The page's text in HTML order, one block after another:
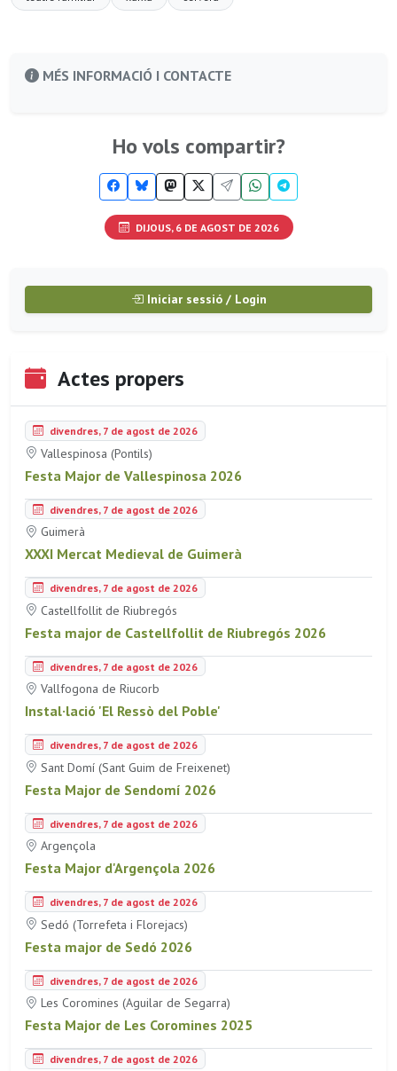
MÉS INFORMACIÓ I CONTACTE
Ho vols compartir?
DIJOUS, 6 DE AGOST DE 2026
Iniciar sessió / Login
Actes propers
divendres, 7 de agost de 2026
Vallespinosa (Pontils)
Festa Major de Vallespinosa 2026
divendres, 7 de agost de 2026
Guimerà
XXXI Mercat Medieval de Guimerà
divendres, 7 de agost de 2026
Castellfollit de Riubregós
Festa major de Castellfollit de Riubregós 2026
divendres, 7 de agost de 2026
Vallfogona de Riucorb
Instal·lació 'El Ressò del Poble'
divendres, 7 de agost de 2026
Sant Domí (Sant Guim de Freixenet)
Festa Major de Sendomí 2026
divendres, 7 de agost de 2026
Argençola
Festa Major d'Argençola 2026
divendres, 7 de agost de 2026
Sedó (Torrefeta i Florejacs)
Festa major de Sedó 2026
divendres, 7 de agost de 2026
Les Coromines (Aguilar de Segarra)
Festa Major de Les Coromines 2025
divendres, 7 de agost de 2026